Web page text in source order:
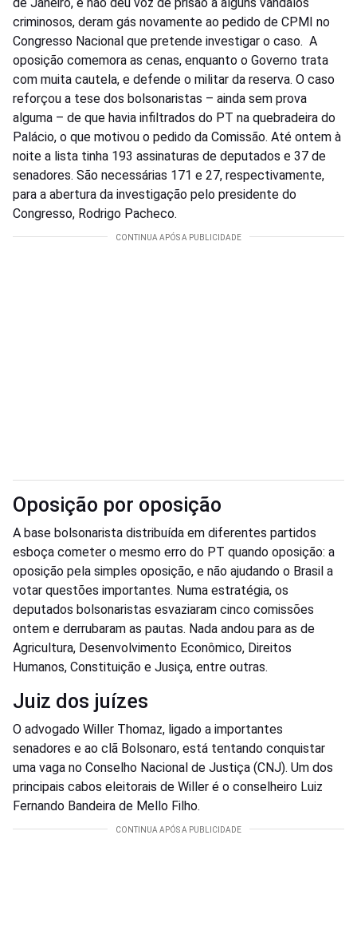
criminosos, deram gás novamente ao pedido de CPMI no
Congresso Nacional que pretende investigar o caso. A
oposição comemora as cenas, enquanto o Governo trata
com muita cautela, e defende o militar da reserva. O caso
reforçou a tese dos bolsonaristas – ainda sem prova
alguma – de que havia infiltrados do PT na quebradeira do
Palácio, o que motivou o pedido da Comissão. Até ontem à
noite a lista tinha 193 assinaturas de deputados e 37 de
senadores. São necessárias 171 e 27, respectivamente,
para a abertura da investigação pelo presidente do
Congresso, Rodrigo Pacheco.
Oposição por oposição
A base bolsonarista distribuída em diferentes partidos
esboça cometer o mesmo erro do PT quando oposição: a
oposição pela simples oposição, e não ajudando o Brasil a
votar questões importantes. Numa estratégia, os
deputados bolsonaristas esvaziaram cinco comissões
ontem e derrubaram as pautas. Nada andou para as de
Agricultura, Desenvolvimento Econômico, Direitos
Humanos, Constituição e Jusiça, entre outras.
Juiz dos juízes
O advogado Willer Thomaz, ligado a importantes
senadores e ao clã Bolsonaro, está tentando conquistar
uma vaga no Conselho Nacional de Justiça (CNJ). Um dos
principais cabos eleitorais de Willer é o conselheiro Luiz
Fernando Bandeira de Mello Filho.